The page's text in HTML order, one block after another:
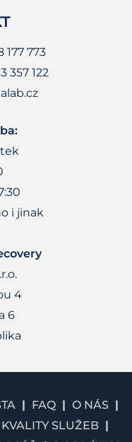
773
357 122
i jinak
4
6
FAQ
O NÁS
SLUŽEB